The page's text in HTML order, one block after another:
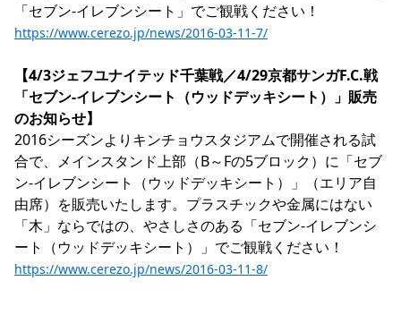
https://www.cerezo.jp/news/2016-03-11-7/
【4/3ジェフユナイテッド千葉戦／4/29京都サンガF.C.戦
「セブン-イレブンシート（ウッドデッキシート）」販売
のお知らせ】
2016シーズンよりキンチョウスタジアムで開催される試
合で、メインスタンド上部（B～Fの5ブロック）に「セブ
ン-イレブンシート（ウッドデッキシート）」（エリア自
由席）を販売いたします。プラスチックや金属にはない
「木」ならではの、やさしさのある「セブン-イレブンシ
https://www.cerezo.jp/news/2016-03-11-8/